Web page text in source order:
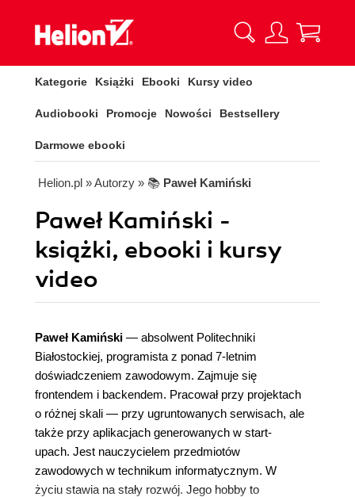
Kategorie Książki Ebooki Kursy video
Audiobooki Promocje Nowości Bestsellery
Darmowe ebooki
Helion.pl » Autorzy » 📚 Paweł Kamiński
Paweł Kamiński -
książki, ebooki i kursy
video
Paweł Kamiński — absolwent Politechniki
Białostockiej, programista z ponad 7-letnim
doświadczeniem zawodowym. Zajmuje się
frontendem i backendem. Pracował przy projektach
o różnej skali — przy ugruntowanych serwisach, ale
także przy aplikacjach generowanych w start-
upach. Jest nauczycielem przedmiotów
zawodowych w technikum informatycznym. W
życiu stawia na stały rozwój. Jego hobby to